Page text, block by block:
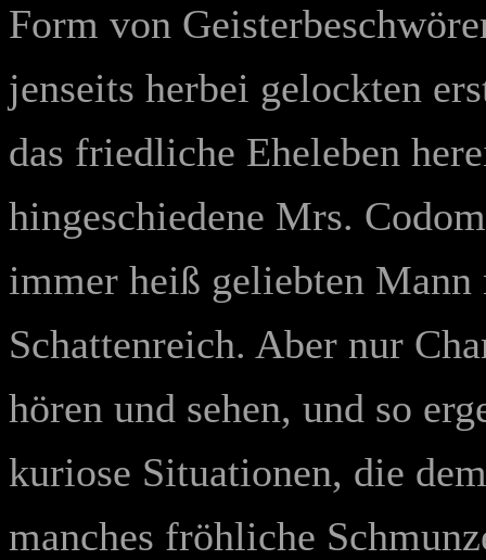
Form von
jenseits herbei gelockten
das friedliche Eheleben
hingeschiedene Mrs.
immer heiß geliebten
Schattenreich. Aber nur
hören und sehen, und so
kuriose Situationen, die
manches fröhliche